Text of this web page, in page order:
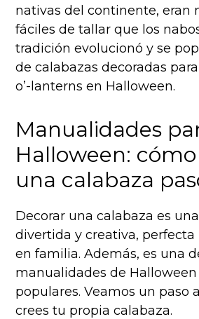
nativas del continente, eran
fáciles de tallar que los
tradición evolucionó y se
de calabazas decoradas
o’-lanterns en Halloween.
Manualidades
Halloween:
una calabaza
Decorar una calabaza es
divertida y creativa,
en familia. Además, es una
manualidades de
populares. Veamos un paso
crees tu propia calabaza.